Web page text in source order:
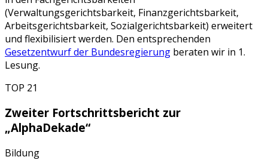
(Verwaltungsgerichtsbarkeit, Finanzgerichtsbarkeit,
Arbeitsgerichtsbarkeit, Sozialgerichtsbarkeit) erweitert
und flexibilisiert werden. Den entsprechenden
Gesetzentwurf der Bundesregierung beraten wir in 1.
Lesung.
TOP 21
Zweiter Fortschrittsbericht zur
„AlphaDekade“
Bildung